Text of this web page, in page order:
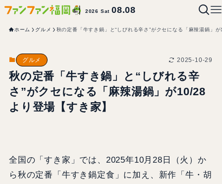
2026 Sat08.08
ホーム グルメ 秋の定番「牛すき鍋」と“しびれる辛さ”がクセになる「麻辣湯鍋」
グルメ 2025-10-29
秋の定番「牛すき鍋」と“しびれる辛
さ”がクセになる「麻辣湯鍋」が10/28
より登場【すき家】
全国の「すき家」では、2025年10月28日（火）か
ら秋の定番「牛すき鍋定食」に加え、新作「牛・胡